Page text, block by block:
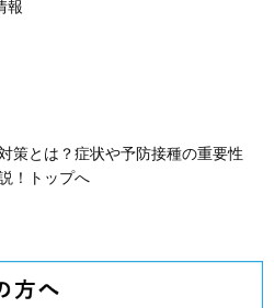
報
策とは？症状や予防接種の重要性
！トップへ